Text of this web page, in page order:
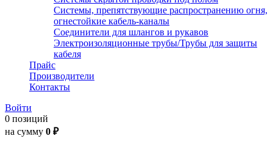
Системы, препятствующие распространению огня,
огнестойкие кабель-каналы
Соединители для шлангов и рукавов
Электроизоляционные трубы/Трубы для защиты
кабеля
Прайс
Производители
Контакты
Войти
0 позиций
на сумму 0 ₽